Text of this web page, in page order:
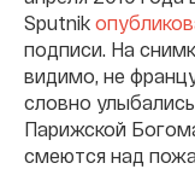
Sputnik
подписи. На
видимо, не
словно
Парижской
смеются над